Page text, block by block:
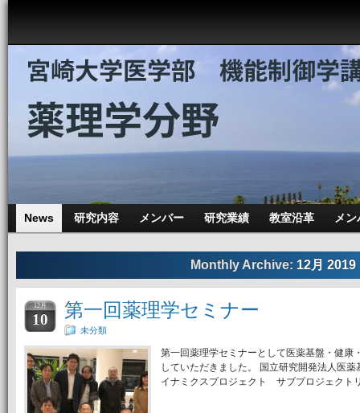
News 研究内容 メンバー 研究業績 教室沿革 メ
Monthly Archive: 12月 2019
12月
10 第一回薬理学セミナー
未分類
第一回薬理学セミナーとして医薬基盤・健
していただきました。 国立研究開発法人医
イナミクスプロジェクト サブプロジェク